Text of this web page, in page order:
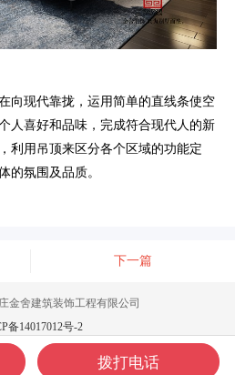
向现代靠拢，运用简单的直线条使空
人喜好和品味，完成符合现代人的新
利用吊顶来区分各个区域的功能定
的氛围及品质。
下一篇
金舍建筑装饰工程有限公司
备14017012号-2
在线咨询
拨打电话